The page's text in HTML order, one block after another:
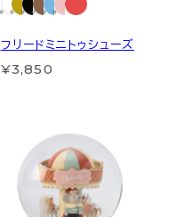
フリードミニトゥシューズ
¥3,850